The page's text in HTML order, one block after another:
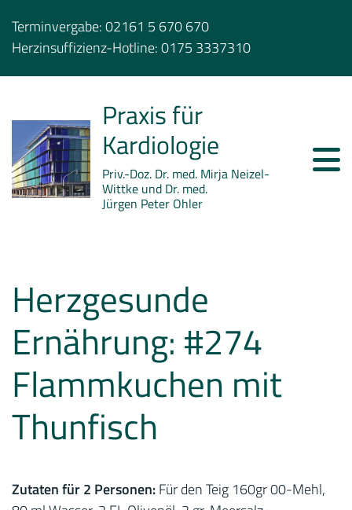
Terminvergabe:02161 5 670 670
Herzinsuffizienz-Hotline:0175 3337310
Praxis für
Kardiologie
Priv.-Doz. Dr. med. Mirja Neizel-
Wittke und Dr. med.
Jürgen Peter Ohler
Herzgesunde
Ernährung: #274
Flammkuchen mit
Thunfisch
Zutaten für 2 Personen:Für den Teig 160gr 00-Mehl,